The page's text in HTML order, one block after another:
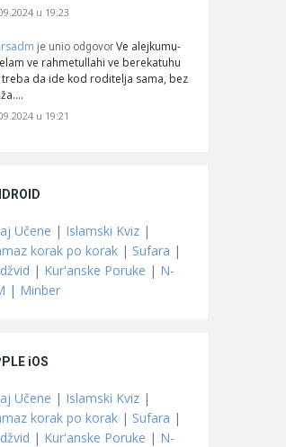
u 19:23
je unio odgovor Ve alejkumu-
ve rahmetullahi ve berekatuhu
treba da ide kod roditelja sama, bez
u 19:21
Učene | Islamski Kviz |
korak po korak | Sufara |
| Kur'anske Poruke | N-
| Minber
iOS
Učene | Islamski Kviz |
korak po korak | Sufara |
| Kur'anske Poruke | N-